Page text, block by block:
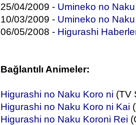
25/04/2009 - Umineko no
10/03/2009 - Umineko no Naku
06/05/2008 - Higurashi
Bağlantılı Animeler:
Higurashi no Naku Koro ni (TV
Higurashi no Naku Koro ni Kai
Higurashi no Naku Koroni Rei